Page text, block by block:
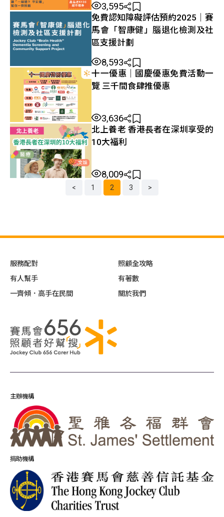
3,595
免費認知障礙評估預約2025｜賽
馬會「智康健」腦退化檢測及社
區支援計劃
8,593
十一優惠｜國慶優惠免費活動一
覽 三千間食肆推優惠
3,636
北上養老 香港長者在深圳享受的
10大福利
8,009
文
航
< 1 2 3 >
主辦機構
捐助機構
服務配對
有人幫手
一齊傾．高手在民間
照顧全攻略
有著數
關於我們